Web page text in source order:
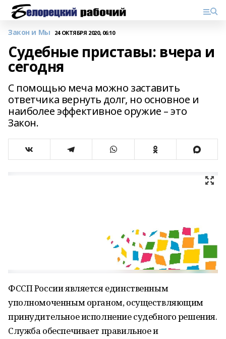
Закон и Мы 24 ОКТЯБРЯ 2020, 06:10
Судебные приставы: вчера и
сегодня
С помощью меча можно заставить
ответчика вернуть долг, но основное и
наиболее эффективное оружие – это
Закон.
ФССП России является единственным
уполномоченным органом, осуществляющим
принудительное исполнение судебного решения.
Служба обеспечивает правильное и